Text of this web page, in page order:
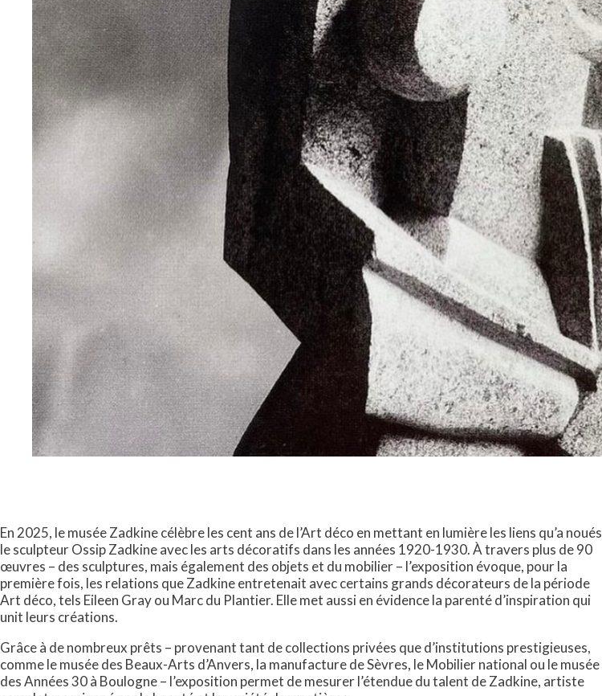
En 2025, le musée Zadkine célèbre les cent ans de l’Art déco en mettant en lumière les liens qu’a noués
le sculpteur Ossip Zadkine avec les arts décoratifs dans les années 1920-1930. À travers plus de 90
œuvres – des sculptures, mais également des objets et du mobilier – l’exposition évoque, pour la
première fois, les relations que Zadkine entretenait avec certains grands décorateurs de la période
Art déco, tels Eileen Gray ou Marc du Plantier. Elle met aussi en évidence la parenté d’inspiration qui
unit leurs créations.
Grâce à de nombreux prêts – provenant tant de collections privées que d’institutions prestigieuses,
comme le musée des Beaux-Arts d’Anvers, la manufacture de Sèvres, le Mobilier national ou le musée
des Années 30 à Boulogne – l’exposition permet de mesurer l’étendue du talent de Zadkine, artiste